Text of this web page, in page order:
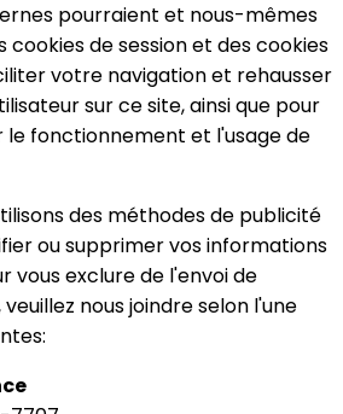
pourraient et nous-mêmes
cookies de session et des cookies
votre navigation et rehausser
sur ce site, ainsi que pour
fonctionnement et l'usage de
des méthodes de publicité
ou supprimer vos informations
vous exclure de l'envoi de
nous joindre selon l'une